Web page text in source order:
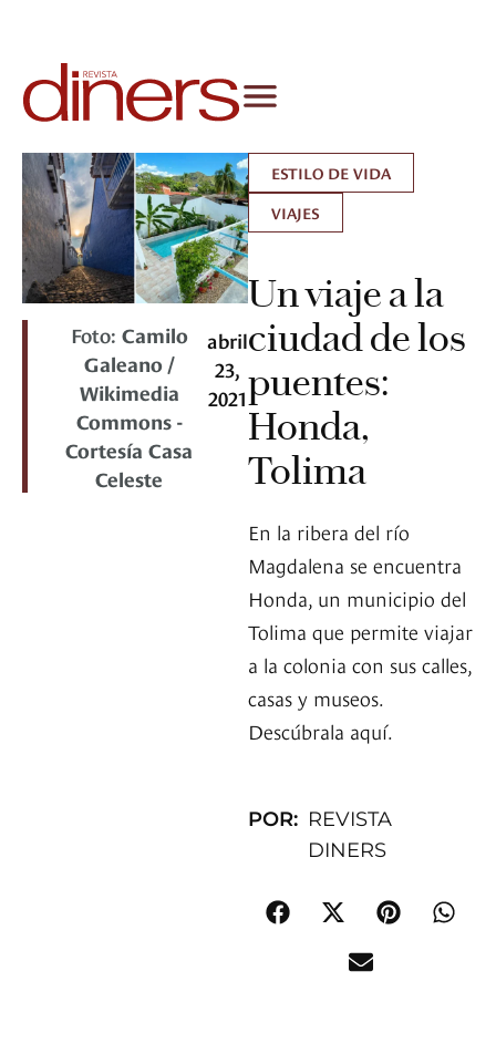
Foto: Camilo
Galeano /
Wikimedia
Commons -
Cortesía Casa
Celeste
abril
23,
2021
ESTILO DE VIDA
VIAJES
Un viaje a la
ciudad de los
puentes:
Honda,
Tolima
En la ribera del río
Magdalena se encuentra
Honda, un municipio del
Tolima que permite viajar
a la colonia con sus calles,
casas y museos.
Descúbrala aquí.
POR: REVISTA
DINERS